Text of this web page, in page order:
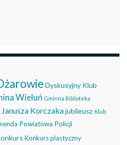
Dyskusyjny Klub
Wieluń Gminna Biblioteka
Korczakajubileusz Klub
Powiatowa Policji
Konkurs plastyczny